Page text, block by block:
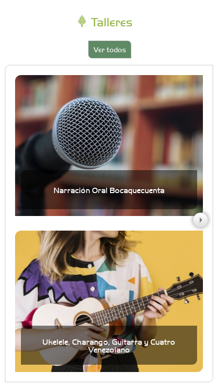
Talleres
Ver todos
Narración Oral Bocaquecuenta
Ukelele, Charango, Guitarra y Cuatro
Venezolano